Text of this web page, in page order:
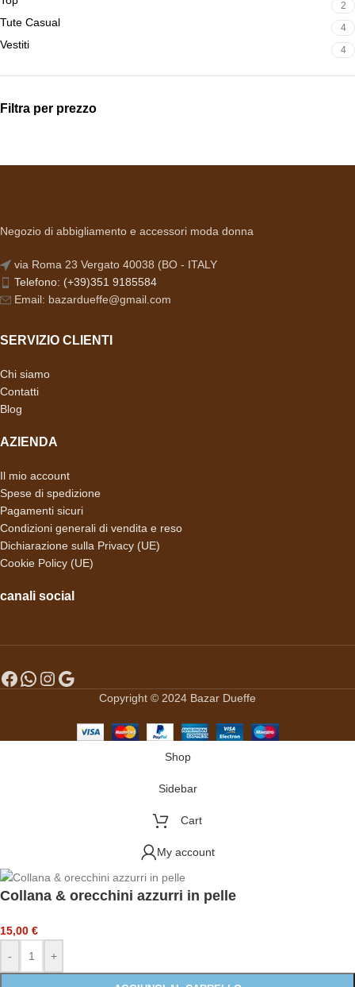
2
Tute Casual 4
Vestiti 4
Filtra per prezzo
Negozio di abbigliamento e accessori moda donna
via Roma 23 Vergato 40038 (BO - ITALY
Telefono: (+39)351 9185584
Email: bazardueffe@gmail.com
SERVIZIO CLIENTI
Chi siamo
Contatti
Blog
AZIENDA
Il mio account
Spese di spedizione
Pagamenti sicuri
Condizioni generali di vendita e reso
Dichiarazione sulla Privacy (UE)
Cookie Policy (UE)
canali social
Copyright © 2024 Bazar Dueffe
Shop
Sidebar
Cart
My account
Collana & orecchini azzurri in pelle
15,00 €
-
+